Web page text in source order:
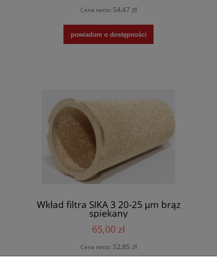
Cena netto: 54,47 zł
powiadom o dostępności
Wkład filtra SIKA 3 20-25 μm brąz
spiekany
65,00 zł
Cena netto: 52,85 zł